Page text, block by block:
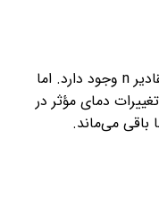
در سامانه‌های دوبعدی به دلیل تقارن‌های ویژه امکان دستیابی به پاسخ‌های دقیق برای همه مقادیر n وجود دارد. اما
دمای مؤثر در